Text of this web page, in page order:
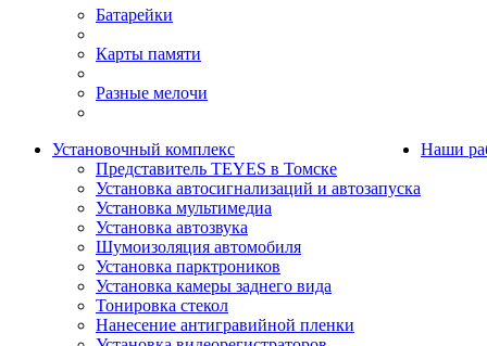
Батарейки
Карты памяти
Разные мелочи
Установочный комплекс
Представитель TEYES в Томске
Установка автосигнализаций и автозапуска
Установка мультимедиа
Установка автозвука
Шумоизоляция автомобиля
Установка парктроников
Установка камеры заднего вида
Тонировка стекол
Нанесение антигравийной пленки
Наши